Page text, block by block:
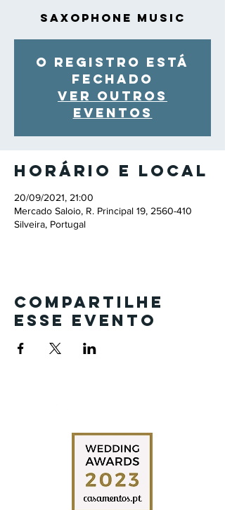
Saxophone Music
O registro está
fechado
Ver outros
eventos
Horário e local
20/09/2021, 21:00
Mercado Saloio, R. Principal 19, 2560-410
Silveira, Portugal
Compartilhe
esse evento